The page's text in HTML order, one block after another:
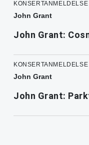
John Grant
John Grant:
John Grant
John Grant: